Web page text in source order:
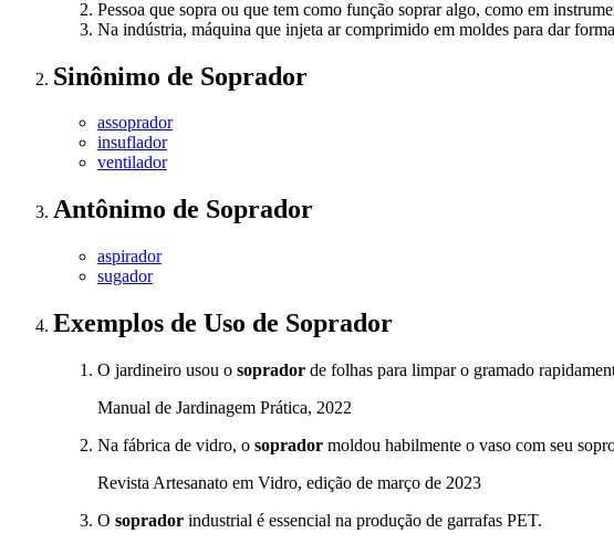
Pessoa que sopra ou que tem como função soprar algo, como em
Na indústria, máquina que injeta ar comprimido em moldes para dar
Sinônimo de Soprador
assoprador
insuflador
ventilador
Antônimo de Soprador
aspirador
sugador
Exemplos de Uso de Soprador
O jardineiro usou o soprador de folhas para limpar o gramado
Manual de Jardinagem Prática, 2022
Na fábrica de vidro, o soprador moldou habilmente o vaso com seu
Revista Artesanato em Vidro, edição de março de 2023
O soprador industrial é essencial na produção de garrafas PET.